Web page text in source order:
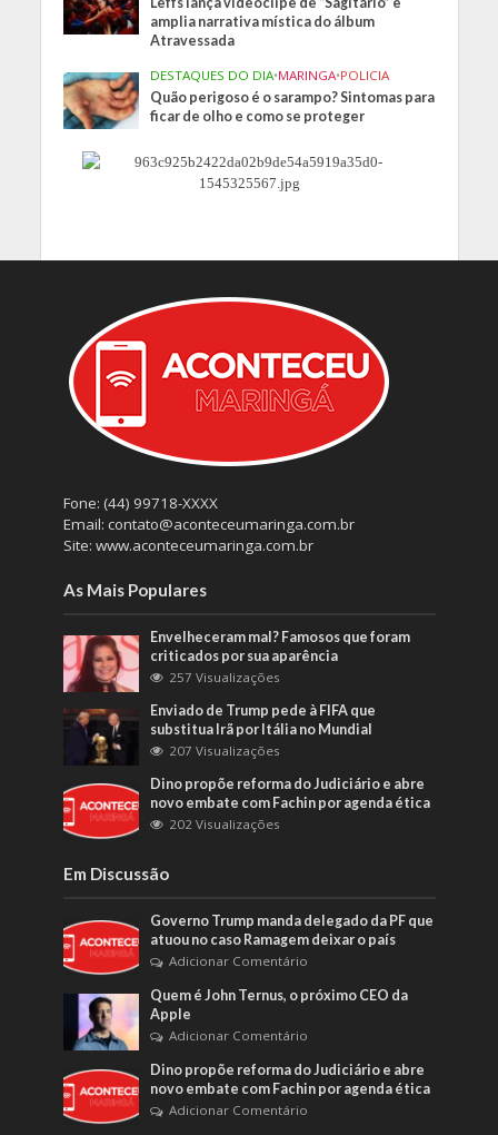
amplia narrativa mística do álbum
Atravessada
DESTAQUES DO DIA•MARINGA•POLICIA
Quão perigoso é o sarampo? Sintomas para
ficar de olho e como se proteger
Fone: (44) 99718-XXXX
Email: contato@aconteceumaringa.com.br
Site: www.aconteceumaringa.com.br
As Mais Populares
Envelheceram mal? Famosos que foram
criticados por sua aparência
257 Visualizações
Enviado de Trump pede à FIFA que
substitua Irã por Itália no Mundial
207 Visualizações
Dino propõe reforma do Judiciário e abre
novo embate com Fachin por agenda ética
202 Visualizações
Em Discussão
Governo Trump manda delegado da PF que
atuou no caso Ramagem deixar o país
Adicionar Comentário
Quem é John Ternus, o próximo CEO da
Apple
Adicionar Comentário
Dino propõe reforma do Judiciário e abre
novo embate com Fachin por agenda ética
Adicionar Comentário